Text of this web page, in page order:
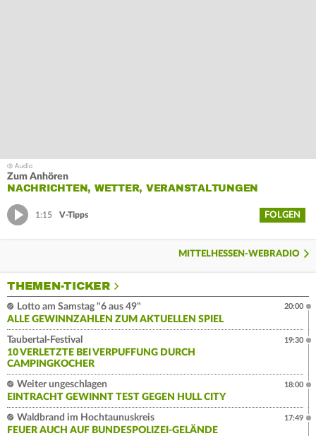
Zum Anhören
NACHRICHTEN, WETTER, VERANSTALTUNGEN
1:15 V-Tipps FOLGEN
MITTELHESSEN-WEBRADIO
THEMEN-TICKER
Lotto am Samstag "6 aus 49"
ALLE GEWINNZAHLEN ZUM AKTUELLEN SPIEL
20:00
Taubertal-Festival
10 VERLETZTE BEI VERPUFFUNG DURCH
CAMPINGKOCHER
19:30
Weiter ungeschlagen
EINTRACHT GEWINNT TEST GEGEN HULL CITY
18:00
Waldbrand im Hochtaunuskreis
FEUER AUCH AUF BUNDESPOLIZEI-GELÄNDE
17:49